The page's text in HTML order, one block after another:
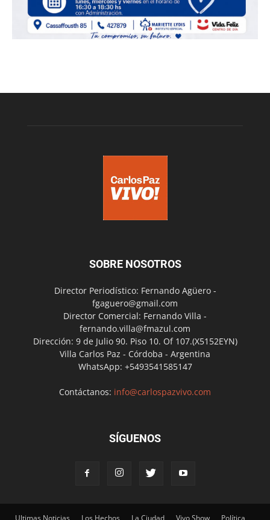
SOBRE NOSOTROS
Director Periodístico: Fernando Agüero -
fgaguero@gmail.com
Director Comercial: Fernando Villa -
fernando.villa@fmazul.com
Dirección: 9 de Julio 90. Piso 10. Of 107.(X5152EYN)
Villa Carlos Paz - Córdoba - Argentina
WhatsApp: +5493541585147
Contáctanos: info@carlospazvivo.com
SÍGUENOS
Ultimas Noticias Los Hechos La Ciudad Vivo Show Política